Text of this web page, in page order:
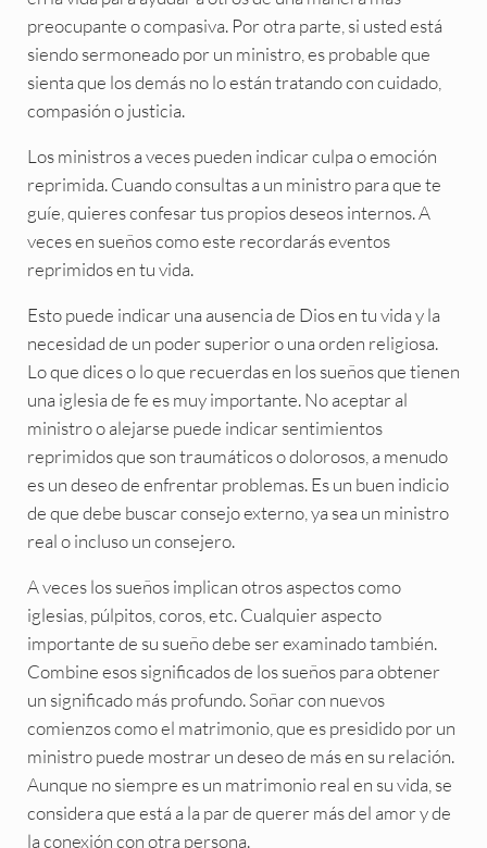
preocupante o compasiva. Por otra parte, si usted está
siendo sermoneado por un ministro, es probable que
sienta que los demás no lo están tratando con cuidado,
compasión o justicia.
Los ministros a veces pueden indicar culpa o emoción
reprimida. Cuando consultas a un ministro para que te
guíe, quieres confesar tus propios deseos internos. A
veces en sueños como este recordarás eventos
reprimidos en tu vida.
Esto puede indicar una ausencia de Dios en tu vida y la
necesidad de un poder superior o una orden religiosa.
Lo que dices o lo que recuerdas en los sueños que tienen
una iglesia de fe es muy importante. No aceptar al
ministro o alejarse puede indicar sentimientos
reprimidos que son traumáticos o dolorosos, a menudo
es un deseo de enfrentar problemas. Es un buen indicio
de que debe buscar consejo externo, ya sea un ministro
real o incluso un consejero.
A veces los sueños implican otros aspectos como
iglesias, púlpitos, coros, etc. Cualquier aspecto
importante de su sueño debe ser examinado también.
Combine esos significados de los sueños para obtener
un significado más profundo. Soñar con nuevos
comienzos como el matrimonio, que es presidido por un
ministro puede mostrar un deseo de más en su relación.
Aunque no siempre es un matrimonio real en su vida, se
considera que está a la par de querer más del amor y de
la conexión con otra persona.